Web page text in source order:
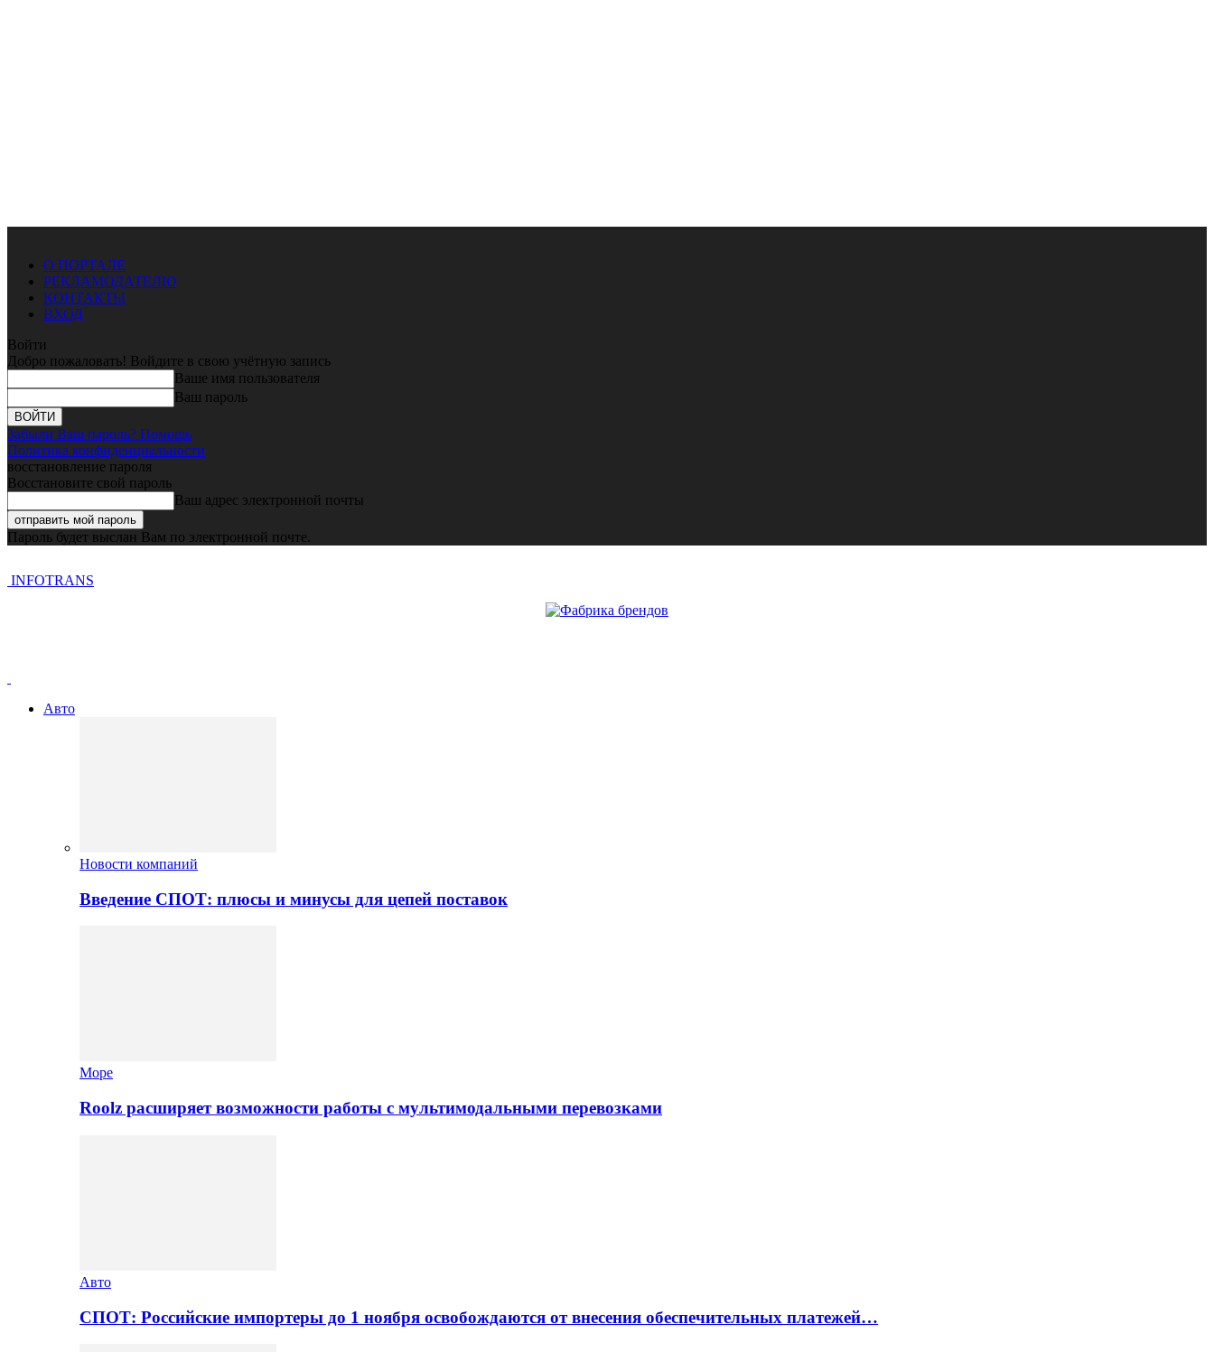
О ПОРТАЛЕ
РЕКЛАМОДАТЕЛЮ
КОНТАКТЫ
ВХОД
Войти
Добро пожаловать! Войдите в свою учётную запись
Ваше имя пользователя
Ваш пароль
Забыли Ваш пароль? Помощь
Политика конфиденциальности
восстановление пароля
Восстановите свой пароль
Ваш адрес электронной почты
Пароль будет выслан Вам по электронной почте.
INFOTRANS
Авто
Новости компаний
Введение СПОТ: плюсы и минусы для цепей поставок
Море
Roolz расширяет возможности работы с мультимодальными перевозками
Авто
СПОТ: Российские импортеры до 1 ноября освобождаются от внесения обеспечительных платежей…